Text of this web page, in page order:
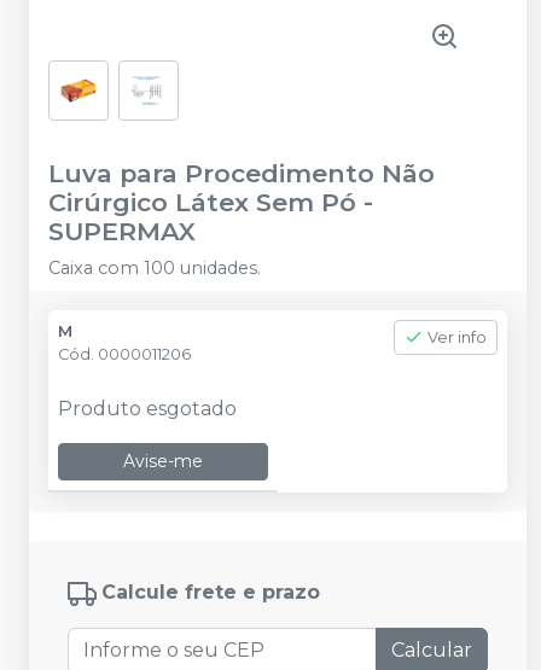
Luva para Procedimento Não
Cirúrgico Látex Sem Pó -
SUPERMAX
Caixa com 100 unidades.
M
Cód. 0000011206
Ver info
Produto esgotado
Avise-me
Calcule frete e prazo
Calcular